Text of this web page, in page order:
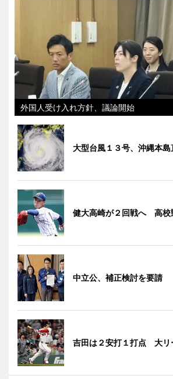
外国人受け入れ方針、議論開始
大型台風１３号、沖縄本島
健大高崎が２回戦へ 高校
中立公、補正検討を要請
吉田は２安打１打点 大リ